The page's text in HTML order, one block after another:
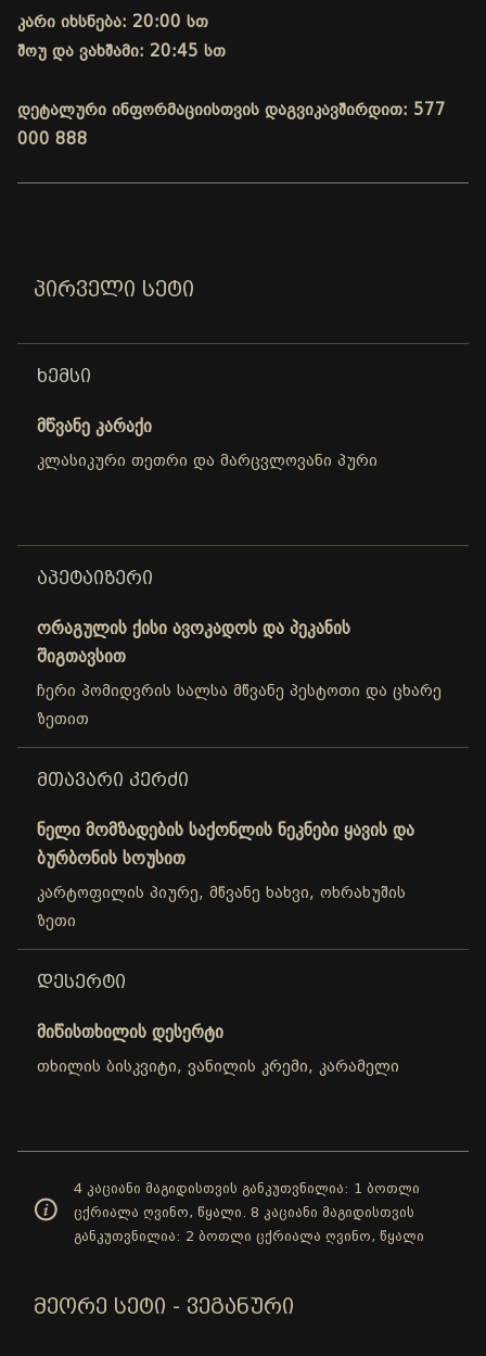
კარი იხსნება: 20:00 სთ
შოუ და ვახშამი: 20:45 სთ
დეტალური ინფორმაციისთვის დაგვიკავშირდით: 577
000 888
ᲞᲘᲠᲕᲔᲚᲘ ᲡᲔᲢᲘ
ᲮᲔᲛᲡᲘ
მწვანე კარაქი
კლასიკური თეთრი და მარცვლოვანი პური
ᲐᲞᲔᲢᲐᲘᲖᲔᲠᲘ
ორაგულის ქისი ავოკადოს და პეკანის
შიგთავსით
ჩერი პომიდვრის სალსა მწვანე პესტოთი და ცხარე
ზეთით
ᲛᲗᲐᲕᲐᲠᲘ ᲙᲔᲠᲫᲘ
ნელი მომზადების საქონლის ნეკნები ყავის და
ბურბონის სოუსით
კარტოფილის პიურე, მწვანე ხახვი, ოხრახუშის
ზეთი
ᲓᲔᲡᲔᲠᲢᲘ
მიწისთხილის დესერტი
თხილის ბისკვიტი, ვანილის კრემი, კარამელი
4 კაციანი მაგიდისთვის განკუთვნილია: 1 ბოთლი
ცქრიალა ღვინო, წყალი. 8 კაციანი მაგიდისთვის
განკუთვნილია: 2 ბოთლი ცქრიალა ღვინო, წყალი
ᲛᲔᲝᲠᲔ ᲡᲔᲢᲘ - ᲕᲔᲒᲐᲜᲣᲠᲘ